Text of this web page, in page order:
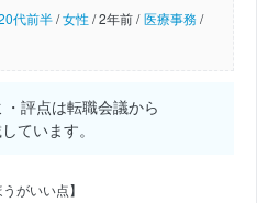
代前半/女性/2年前 / 医療事務/
評点は転職会議から
ています。
がいい点】